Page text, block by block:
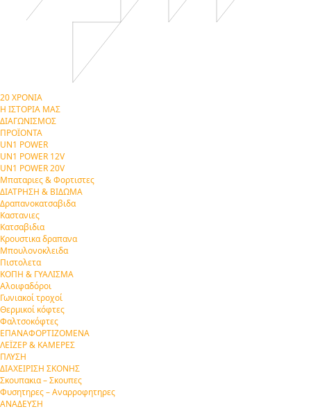
20 ΧΡΟΝΙΑ
Η ΙΣΤΟΡΙΑ ΜΑΣ
ΔΙΑΓΩΝΙΣΜΟΣ
ΠΡΟΪΟΝΤΑ
UN1 POWER
UN1 POWER 12V
UN1 POWER 20V
Μπαταριες & Φορτιστες
ΔΙΑΤΡΗΣΗ & ΒΙΔΩΜΑ
Δραπανοκατσαβιδα
Καστανιες
Κατσαβιδια
Κρουστικα δραπανα
Μπουλονοκλειδα
Πιστολετα
ΚΟΠΗ & ΓΥΑΛΙΣΜΑ
Αλοιφαδόροι
Γωνιακοί τροχοί
Θερμικοί κόφτες
Φαλτσοκόφτες
ΕΠΑΝΑΦΟΡΤΙΖΟΜΕΝΑ
ΛΕΪΖΕΡ & ΚΑΜΕΡΕΣ
ΠΛΥΣΗ
ΔΙΑΧΕΙΡΙΣΗ ΣΚΟΝΗΣ
Σκουπακια – Σκουπες
Φυσητηρες – Αναρροφητηρες
ΑΝΑΔΕΥΣΗ